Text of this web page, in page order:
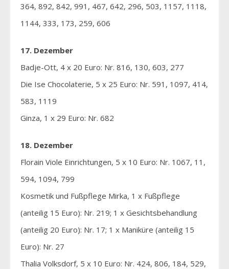
364, 892, 842, 991, 467, 642, 296, 503, 1157, 1118,
1144, 333, 173, 259, 606
17. Dezember
Badje-Ott, 4 x 20 Euro: Nr. 816, 130, 603, 277
Die Ise Chocolaterie, 5 x 25 Euro: Nr. 591, 1097, 414,
583, 1119
Ginza, 1 x 29 Euro: Nr. 682
18. Dezember
Florain Viole Einrichtungen, 5 x 10 Euro: Nr. 1067, 11,
594, 1094, 799
Kosmetik und Fußpflege Mirka, 1 x Fußpflege
(anteilig 15 Euro): Nr. 219; 1 x Gesichtsbehandlung
(anteilig 20 Euro): Nr. 17; 1 x Maniküre (anteilig 15
Euro): Nr. 27
Thalia Volksdorf, 5 x 10 Euro: Nr. 424, 806, 184, 529,